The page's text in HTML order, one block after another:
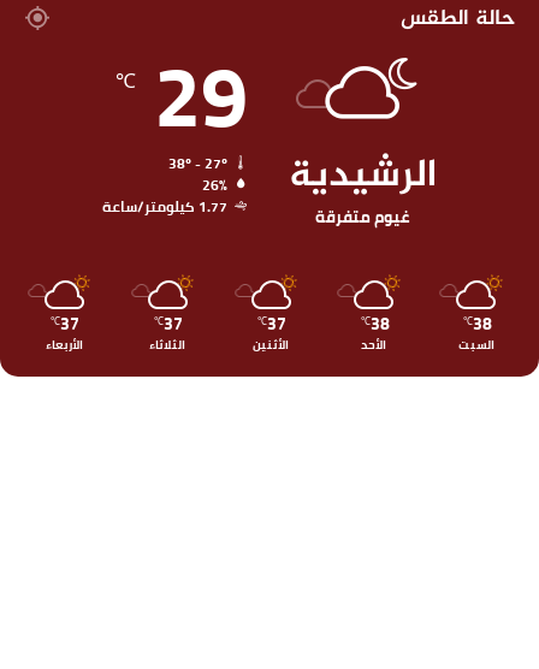
حالة الطقس
الرشيدية
غيوم متفرقة
29
℃
26%
1.77 كيلومتر/ساعة
38
℃
السبت
38
℃
الأحد
37
℃
الأثنين
37
℃
الثلاثاء
37
℃
الأربعاء